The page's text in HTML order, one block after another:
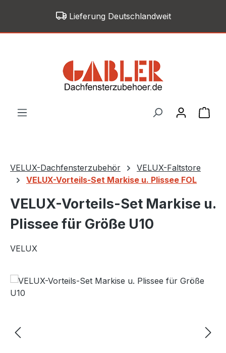
Zum Hauptinhalt springenLieferung Deutschlandweit
VELUX-Dachfensterzubehör
VELUX-Faltstore
VELUX-Vorteils-Set Markise u. Plissee FOL
VELUX-Vorteils-Set Markise u.
Plissee für Größe U10
VELUX
Bildergalerie überspringen